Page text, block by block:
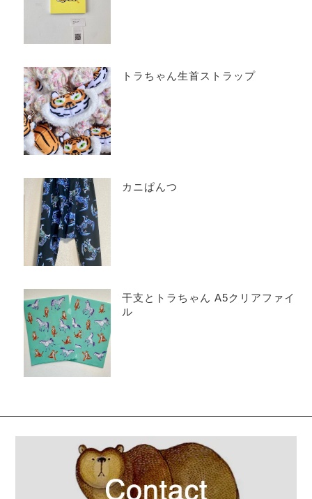
トラちゃん生首ストラップ
カニぱんつ
干支とトラちゃん A5クリアファイ
ル